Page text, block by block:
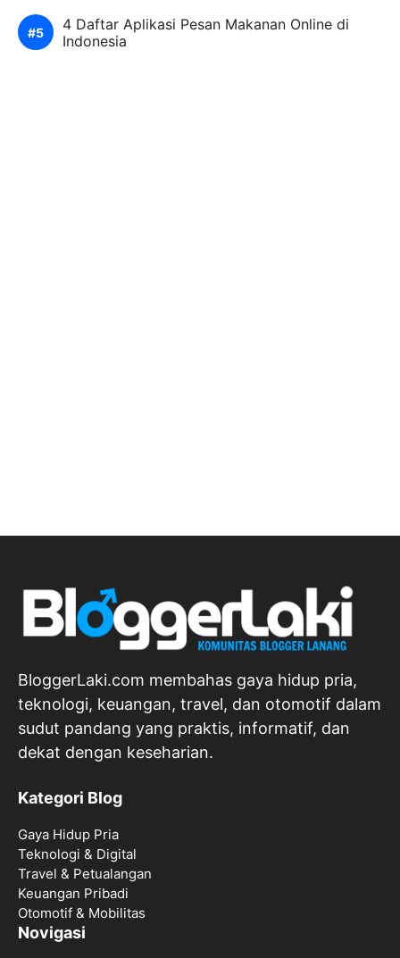
4 Daftar Aplikasi Pesan Makanan Online di
Indonesia
BloggerLaki.com membahas gaya hidup pria,
teknologi, keuangan, travel, dan otomotif dalam
sudut pandang yang praktis, informatif, dan
dekat dengan keseharian.
Kategori Blog
Gaya Hidup Pria
Teknologi & Digital
Travel & Petualangan
Keuangan Pribadi
Otomotif & Mobilitas
Novigasi